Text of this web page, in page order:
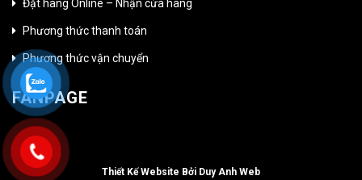
Đặt hàng Online – Nhận cửa hàng
Phương thức thanh toán
Phương thức vận chuyển
FANPAGE
Thiết Kế Website Bởi Duy Anh Web